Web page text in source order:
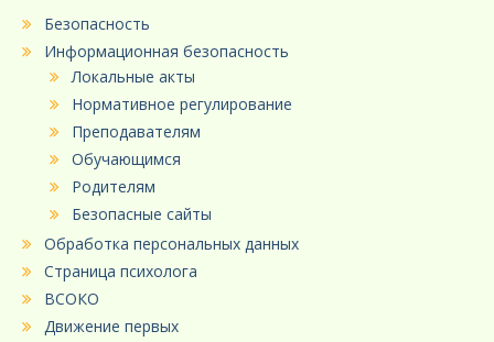
Безопасность
Информационная безопасность
Локальные акты
Нормативное регулирование
Преподавателям
Обучающимся
Родителям
Безопасные сайты
Обработка персональных данных
Страница психолога
ВСОКО
Движение первых